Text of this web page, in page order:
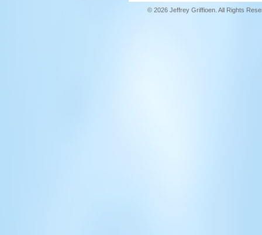
© 2026 Jeffrey Griffioen. All Rights